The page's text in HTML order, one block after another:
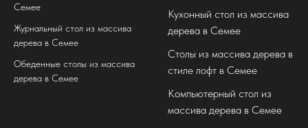
Семее
Журнальный стол из массива
дерева в Семее
Обеденные столы из массива
дерева в Семее
Кухонный стол из массива
дерева в Семее
Столы из массива дерева в
стиле лофт в Семее
Компьютерный стол из
массива дерева в Семее